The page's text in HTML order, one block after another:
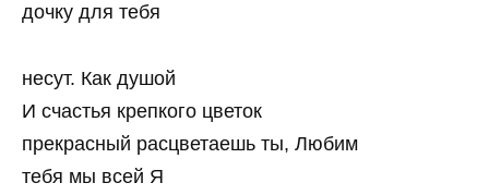
дочку для тебя
несут. Как душой
И счастья крепкого цветок
прекрасный расцветаешь ты, Любим
тебя мы всей Я